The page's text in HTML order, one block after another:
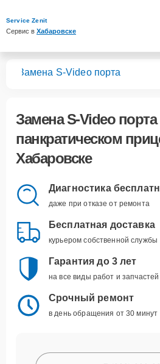
Service Zenit
Сервис в Хабаровске
Замена S-Video порта
Замена S-Video порта
панкратическом
Хабаровске
Диагностика
даже при отказе от ремонта
Бесплатная доставка
курьером собственной службы
Гарантия до 3 лет
на все виды работ и запчастей
Срочный ремонт
в день обращения от 30 минут